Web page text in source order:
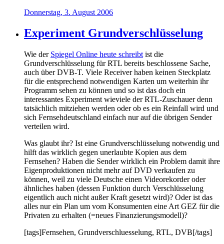
Donnerstag, 3. August 2006
Experiment Grundverschlüsselung
Wie der Spiegel Online heute schreibt ist die
Grundverschlüsselung für RTL bereits beschlossene Sache,
auch über DVB-T. Viele Receiver haben keinen Steckplatz
für die entsprechend notwendigen Karten um weiterhin ihr
Programm sehen zu können und so ist das doch ein
interessantes Experiment wieviele der RTL-Zuschauer denn
tatsächlich mitziehen werden oder ob es ein Reinfall wird und
sich Fernsehdeutschland einfach nur auf die übrigen Sender
verteilen wird.
Was glaubt ihr? Ist eine Grundverschlüsselung notwendig und
hilft das wirklich gegen unerlaubte Kopien aus dem
Fernsehen? Haben die Sender wirklich ein Problem damit ihre
Eigenproduktionen nicht mehr auf DVD verkaufen zu
können, weil zu viele Deutsche einen Videorekorder oder
ähnliches haben (dessen Funktion durch Verschlüsselung
eigentlich auch nicht außer Kraft gesetzt wird)? Oder ist das
alles nur ein Plan um vom Konsumenten eine Art GEZ für die
Privaten zu erhalten (=neues Finanzierungsmodell)?
[tags]Fernsehen, Grundverschluesselung, RTL, DVB[/tags]